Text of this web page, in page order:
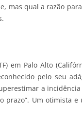
mas qual a razão
em Palo Alto
pelo seu
a
prazo”. Um otimista e